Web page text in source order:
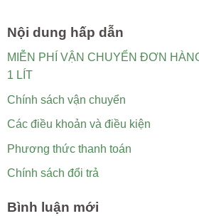
Nội dung hấp dẫn
MIỄN PHÍ VẬN CHUYỂN ĐƠN
1 LÍT
Chính sách vận chuyển
Các điều khoản và điều kiện
Phương thức thanh toán
Chính sách đổi trả
Bình luận mới